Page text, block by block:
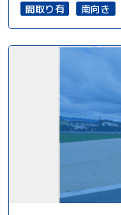
間取り有 南向き